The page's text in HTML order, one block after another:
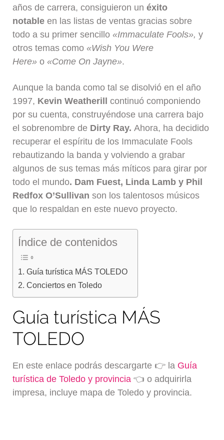
años de carrera, consiguieron un éxito
notable en las listas de ventas gracias sobre
todo a su primer sencillo «Immaculate Fools», y
otros temas como«Wish You Were
Here» o«Come On Jayne».
Aunque la banda como tal se disolvió en el año
1997, Kevin Weatherill
continuó componiendo
por su cuenta, construyéndose una carrera bajo
el sobrenombre de Dirty Ray. Ahora, ha decidido
recuperar el espíritu de los Immaculate Fools
rebautizando la banda y volviendo a grabar
algunos de sus temas más míticos para girar por
todo el mundo. Dam Fuest, Linda Lamb y Phil
Redfox O’Sullivan son los talentosos músicos
que lo respaldan en este nuevo proyecto.
Índice de contenidos
Guía turística MÁS TOLEDO
Conciertos en Toledo
Guía turística MÁS
TOLEDO
En este enlace podrás descargarte 👉 la Guía
turística de Toledo y provincia 👈 o adquirirla
impresa, incluye mapa de Toledo y provincia.